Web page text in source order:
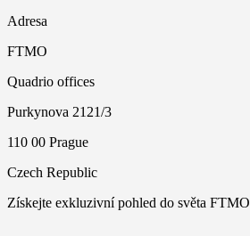
Adresa
FTMO
Quadrio offices
Purkynova 2121/3
110 00 Prague
Czech Republic
Získejte exkluzivní pohled do světa FTMO